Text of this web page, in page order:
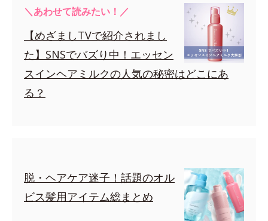
＼あわせて読みたい！／
【めざましTVで紹介されまし
た】SNSでバズり中！エッセン
スインヘアミルクの人気の秘密はどこにあ
る？
脱・ヘアケア迷子！話題のオル
ビス髪用アイテム総まとめ